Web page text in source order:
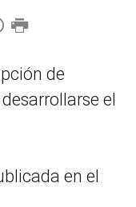
de
el
en el